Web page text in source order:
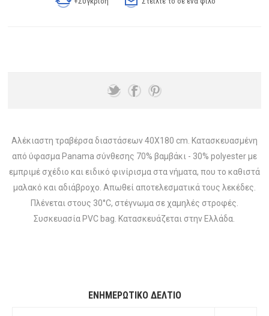
Αλέκιαστη τραβέρσα διαστάσεων 40X180 cm. Κατασκευασμένη
από ύφασμα Panama σύνθεσης 70% βαμβάκι - 30% polyester με
εμπριμέ σχέδιο και ειδικό φινίρισμα στα νήματα, που το καθιστά
μαλακό και αδιάβροχο. Απωθεί αποτελεσματικά τους λεκέδες.
Πλένεται στους 30°C, στέγνωμα σε χαμηλές στροφές.
Συσκευασία PVC bag. Κατασκευάζεται στην Ελλάδα.
ΕΝΗΜΕΡΩΤΙΚΌ ΔΕΛΤΊΟ